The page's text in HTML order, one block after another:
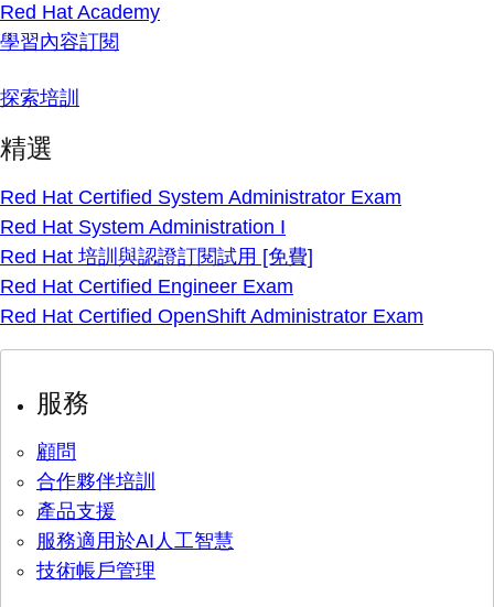
Red Hat Academy
學習內容訂閱
探索培訓
精選
Red Hat Certified System Administrator Exam
Red Hat System Administration I
Red Hat 培訓與認證訂閱試用 [免費]
Red Hat Certified Engineer Exam
Red Hat Certified OpenShift Administrator Exam
服務
顧問
合作夥伴培訓
產品支援
服務適用於AI人工智慧
技術帳戶管理